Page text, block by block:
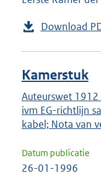
Download
Kamerstuk
Auteurswet
ivm EG-richtlijn
kabel; Nota van
Datum publicatie
26-01-1996